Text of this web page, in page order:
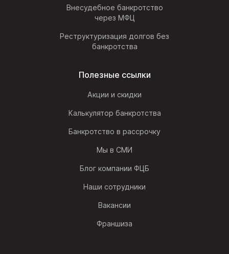
Внесудебное банкротство
через МФЦ
Реструктуризация долгов без
банкротства
Полезные ссылки
Акции и скидки
Калькулятор банкротства
Банкротство в рассрочку
Мы в СМИ
Блог компании ФЦБ
Наши сотрудники
Вакансии
Франшиза